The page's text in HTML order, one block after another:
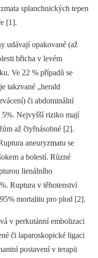
splanchnických tepen
[1].
udávají opakované (až
břicha v levém
Ve 22 % případů se
takzvané „herald
či abdominální
5%. Nejvyšší riziko mají
až čtyřnásobné [2].
aneuryzmatu se
a bolestí. Různé
lienálního
Ruptura v těhotenství
mortalitu pro plod [2].
v perkutánní embolizaci
či laparoskopické ligaci
postavení v terapii